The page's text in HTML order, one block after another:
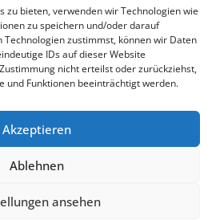
zu bieten, verwenden wir Technologien wie
zu speichern und/oder darauf
Technologien zustimmst, können wir Daten
IDs auf dieser Website
nicht erteilst oder zurückziehst,
und Funktionen beeinträchtigt werden.
Akzeptieren
Ablehnen
ansehen
Podcast Facebook